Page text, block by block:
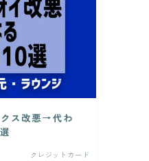
ス改悪→代わ
クレジットカード